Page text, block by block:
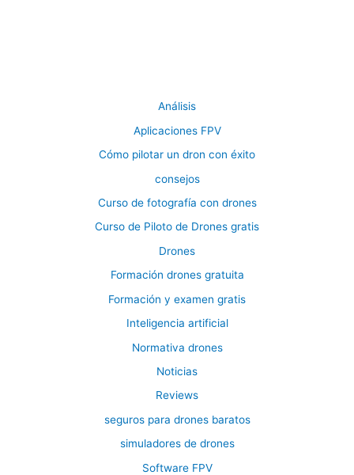
Análisis
Aplicaciones FPV
Cómo pilotar un dron con éxito
consejos
Curso de fotografía con drones
Curso de Piloto de Drones gratis
Drones
Formación drones gratuita
Formación y examen gratis
Inteligencia artificial
Normativa drones
Noticias
Reviews
seguros para drones baratos
simuladores de drones
Software FPV